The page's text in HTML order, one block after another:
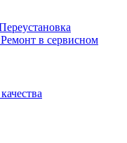
Ремонт в сервисном